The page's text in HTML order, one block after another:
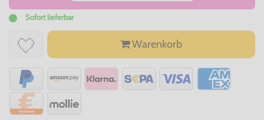
Sofort lieferbar
Warenkorb